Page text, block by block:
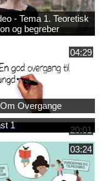
- Tema 1. Teoretisk
og begreber
04:29
Overgange
20:01
1
03:24